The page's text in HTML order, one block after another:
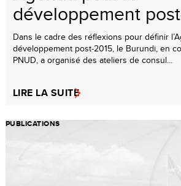
développement
Dans le cadre des réflexions pour définir
développement post-2015, le Burundi, en
PNUD, a organisé des ateliers de consul...
LIRE LA SUITE
PUBLICATIONS